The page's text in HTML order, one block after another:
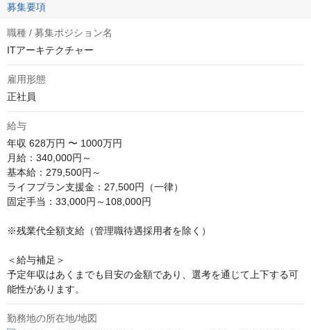
募集要項
職種 / 募集ポジション名
ITアーキテクチャー
雇用形態
正社員
給与
年収 628万円 〜 1000万円
月給：340,000円～
基本給：279,500円～
ライフプラン支援金：27,500円（一律）
固定手当：33,000円～108,000円
※残業代全額支給（管理職待遇採用者を除く）
＜給与補足＞
予定年収はあくまでも目安の金額であり、選考を通じて上下する可
能性があります。
勤務地の所在地/地図